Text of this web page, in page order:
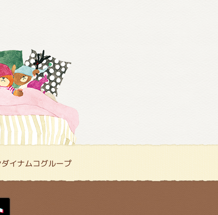
イナムコグループ